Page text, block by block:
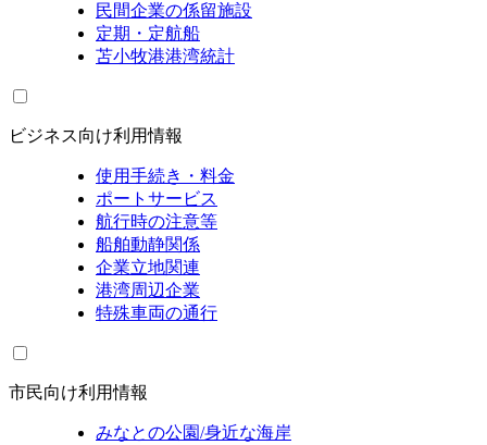
民間企業の係留施設
定期・定航船
苫小牧港港湾統計
ビジネス向け利用情報
使用手続き・料金
ポートサービス
航行時の注意等
船舶動静関係
企業立地関連
港湾周辺企業
特殊車両の通行
市民向け利用情報
みなとの公園/身近な海岸